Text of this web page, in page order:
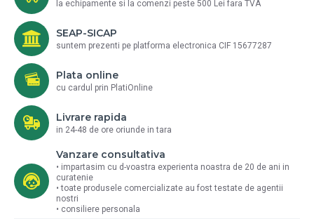
la echipamente si la comenzi peste 500 Lei fara TVA
SEAP-SICAP
suntem prezenti pe platforma electronica CIF 15677287
Plata online
cu cardul prin PlatiOnline
Livrare rapida
in 24-48 de ore oriunde in tara
Vanzare consultativa
• impartasim cu d-voastra experienta noastra de 20 de ani in
curatenie
• toate produsele comercializate au fost testate de agentii
nostri
• consiliere personala